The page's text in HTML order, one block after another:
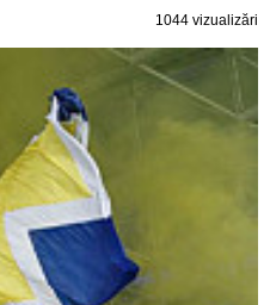
1044 vizualizări